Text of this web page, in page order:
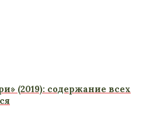
(2019): содержание всех